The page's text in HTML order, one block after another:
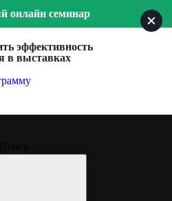
онлайн семинар
эффективность
в выставках